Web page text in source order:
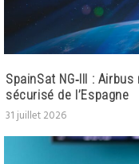
SpainSat NG‑III :
sécurisé de l’Espagne
31 juillet 2026